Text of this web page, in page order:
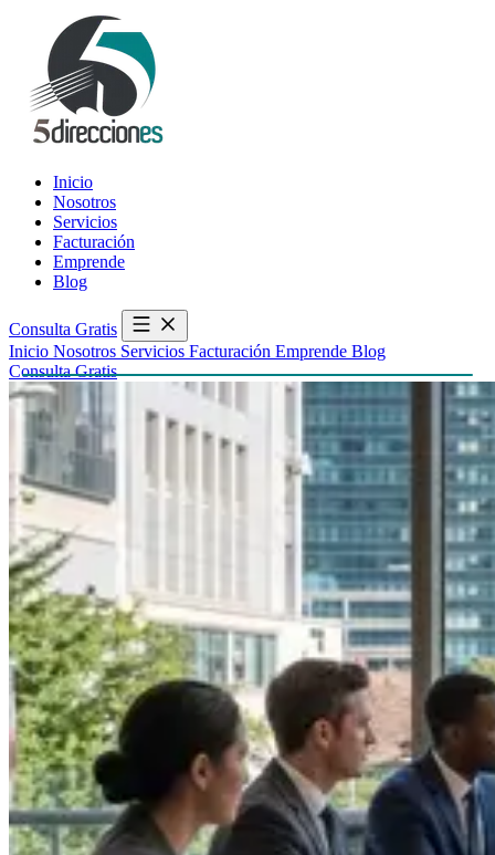
Inicio
Nosotros
Servicios
Facturación
Emprende
Blog
Consulta Gratis
Inicio Nosotros Servicios Facturación Emprende Blog
Consulta Gratis